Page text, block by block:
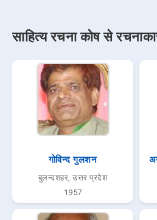
साहित्य रचना कोष से
गोविन्द गुलशन
बुलन्दशहर, उत्तर प्रदेश
1957